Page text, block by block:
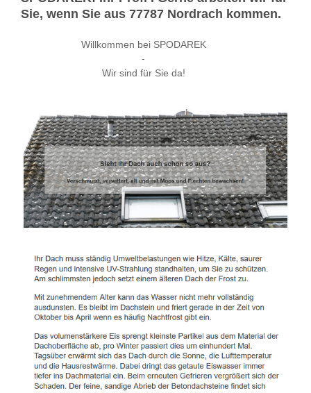
Sie, wenn Sie aus 77787 Nordrach kommen.
Willkommen bei SPODAREK
-
Wir sind für Sie da!